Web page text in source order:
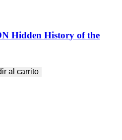
Hidden History of the
al carrito